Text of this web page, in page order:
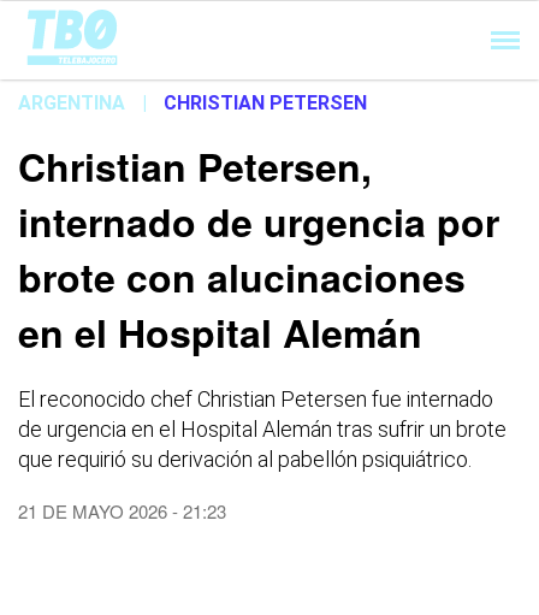
Cargando...
ARGENTINA | CHRISTIAN PETERSEN
Christian Petersen,
internado de urgencia por
brote con alucinaciones
en el Hospital Alemán
El reconocido chef Christian Petersen fue internado
de urgencia en el Hospital Alemán tras sufrir un brote
que requirió su derivación al pabellón psiquiátrico.
21 DE MAYO 2026 - 21:23